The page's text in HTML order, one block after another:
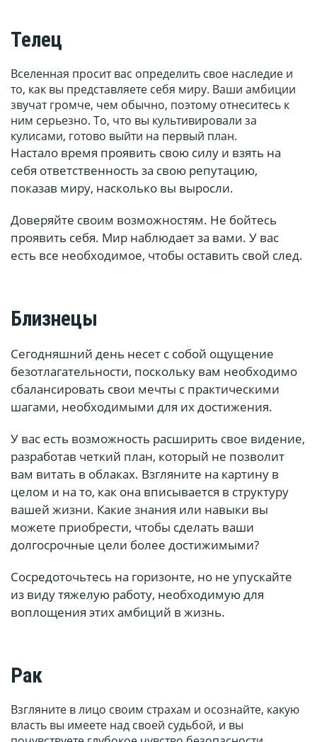
Телец
Вселенная просит вас определить свое наследие и
то, как вы представляете себя миру. Ваши амбиции
звучат громче, чем обычно, поэтому отнеситесь к
ним серьезно. То, что вы культивировали за
кулисами, готово выйти на первый план.
Настало время проявить свою силу и взять на
себя ответственность за свою репутацию,
показав миру, насколько вы выросли.
Доверяйте своим возможностям. Не бойтесь
проявить себя. Мир наблюдает за вами. У вас
есть все необходимое, чтобы оставить свой след.
Близнецы
Сегодняшний день несет с собой ощущение
безотлагательности, поскольку вам необходимо
сбалансировать свои мечты с практическими
шагами, необходимыми для их достижения.
У вас есть возможность расширить свое видение,
разработав четкий план, который не позволит
вам витать в облаках. Взгляните на картину в
целом и на то, как она вписывается в структуру
вашей жизни. Какие знания или навыки вы
можете приобрести, чтобы сделать ваши
долгосрочные цели более достижимыми?
Сосредоточьтесь на горизонте, но не упускайте
из виду тяжелую работу, необходимую для
воплощения этих амбиций в жизнь.
Рак
Взгляните в лицо своим страхам и осознайте, какую
власть вы имеете над своей судьбой, и вы